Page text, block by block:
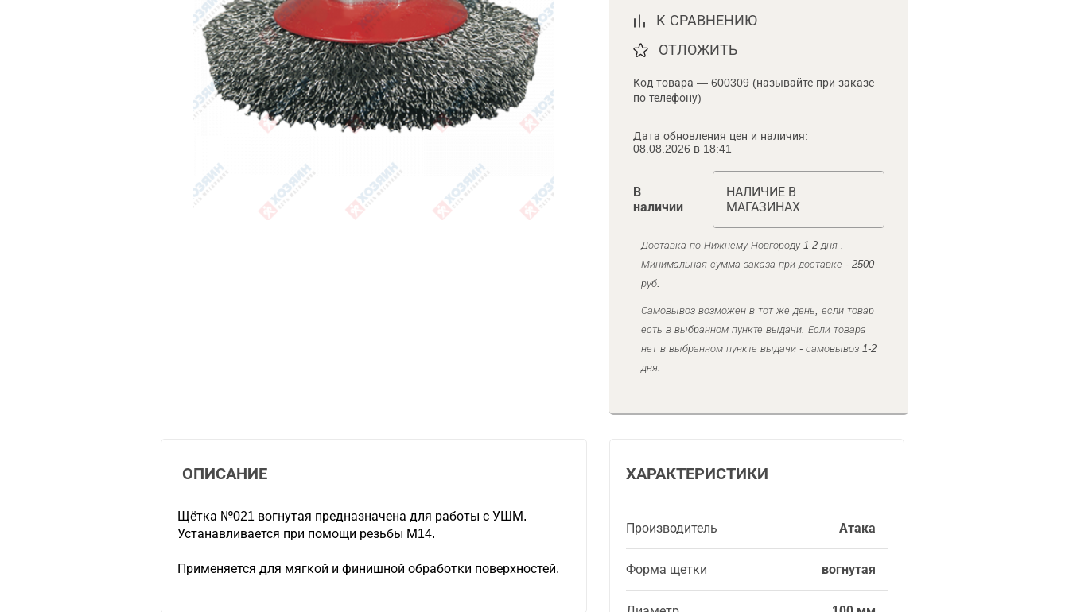
К СРАВНЕНИЮ
ОТЛОЖИТЬ
Код товара — 600309 (называйте при заказе
по телефону)
Дата обновления цен и наличия:
08.08.2026 в 18:41
В
наличии
НАЛИЧИЕ В
МАГАЗИНАХ
Доставка по Нижнему Новгороду 1-2 дня .
Минимальная сумма заказа при доставке - 2500
руб.
Самовывоз возможен в тот же день, если товар
есть в выбранном пункте выдачи. Если товара
нет в выбранном пункте выдачи - самовывоз 1-2
дня.
ХАРАКТЕРИСТИКИ
Производитель Атака
Форма щетки вогнутая
ОПИСАНИЕ
Щётка №021 вогнутая предназначена для работы с УШМ.
Устанавливается при помощи резьбы М14.
Применяется для мягкой и финишной обработки поверхностей.